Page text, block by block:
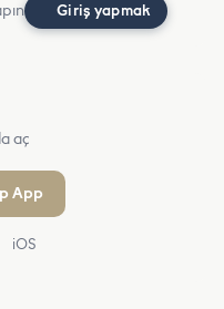
Giriş yapmak
aç
App
iOS